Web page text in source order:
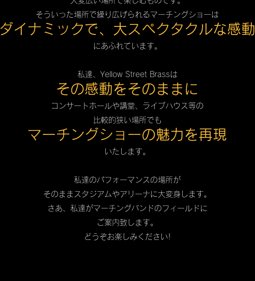
そういった場所で繰り広げられるマーチングショーは
ダイナミックで、大スペクタクルな感動
にあふれています。
私達、Yellow Street Brassは
その感動をそのままに
コンサートホールや講堂、ライブハウス等の
比較的狭い場所でも
マーチングショーの魅力を再現
いたします。
私達のパフォーマンスの場所が
そのままスタジアムやアリーナに大変身します。
さあ、私達がマーチングバンドのフィールドに
ご案内致します。
どうぞお楽しみください!